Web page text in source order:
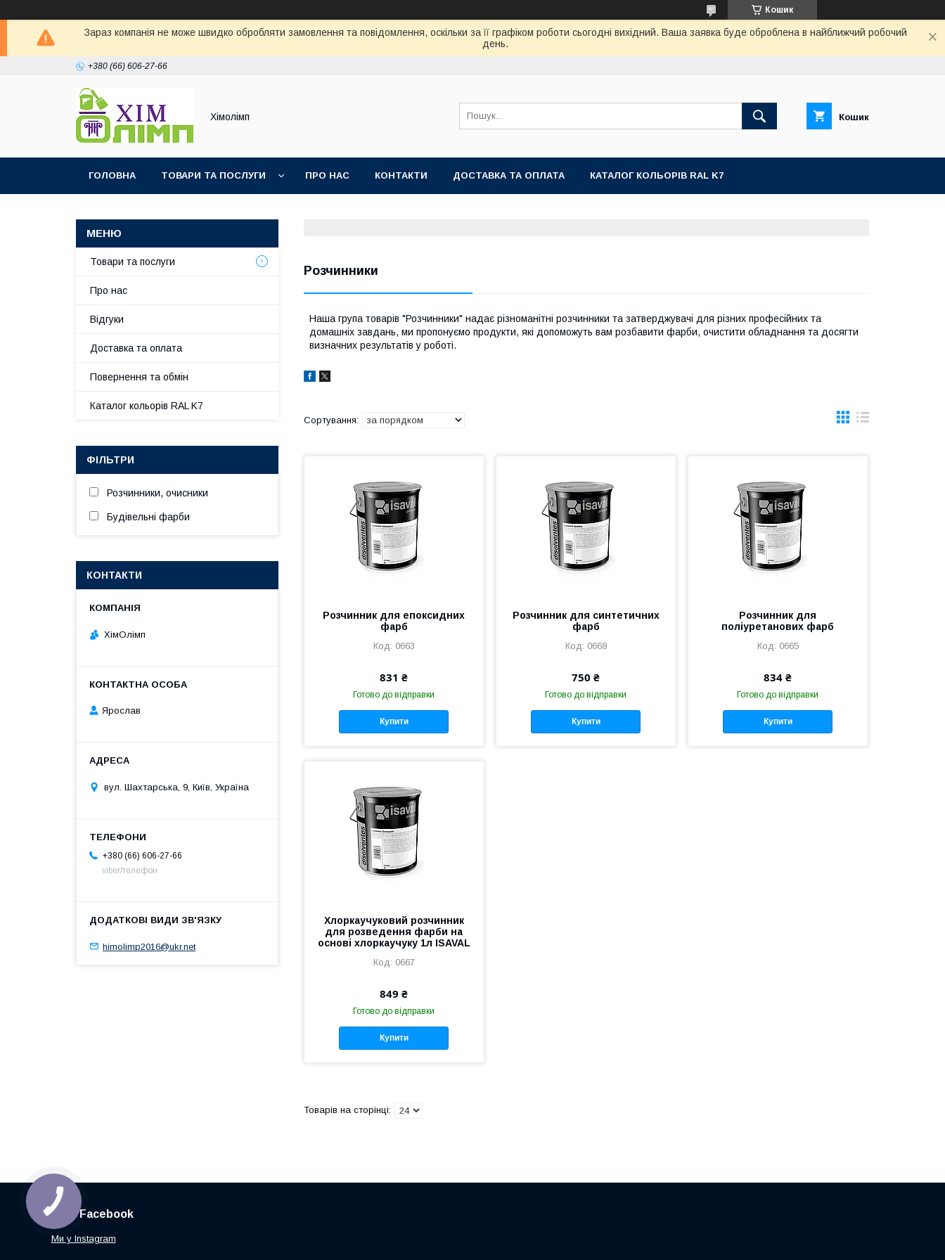
Кошик
Зараз компанія не може швидко обробляти замовлення та повідомлення, оскільки за її графіком роботи сьогодні вихідний. Ваша заявка буде оброблена в найближчий робочий
день.
+380 (66) 606-27-66
Хімолімп Кошик
ГОЛОВНА ТОВАРИ ТА ПОСЛУГИ ПРО НАС КОНТАКТИ ДОСТАВКА ТА ОПЛАТА КАТАЛОГ КОЛЬОРІВ RAL K7
Розчинники
Наша група товарів "Розчинники" надає різноманітні розчинники та затверджувачі для різних професійних та
домашніх завдань, ми пропонуємо продукти, які допоможуть вам розбавити фарби, очистити обладнання та досягти
визначних результатів у роботі.
Розчинник для епоксидних
фарб
0663
831 ₴
Готово до відправки
Купити
Розчинник для синтетичних
фарб
0668
750 ₴
Готово до відправки
Купити
Розчинник для
поліуретанових фарб
0665
834 ₴
Готово до відправки
Купити
Хлоркаучуковий розчинник
для розведення фарби на
основі хлоркаучуку 1л ISAVAL
0667
849 ₴
Готово до відправки
Купити
Товари та послуги
Про нас
Відгуки
Доставка та оплата
Повернення та обмін
Каталог кольорів RAL K7
ФІЛЬТРИ
Розчинники, очисники
Будівельні фарби
КОНТАКТИ
ХімОлімп
Ярослав
вул. Шахтарська, 9, Київ, Україна
+380 (66) 606-27-66
viber/телефон
himolimp2016@ukr.net
Ми у Facebook
Ми у Instagram
КНОПКА
ЗВ'ЯЗКУ